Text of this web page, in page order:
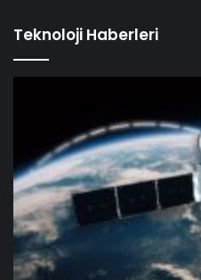
Teknoloji Haberleri